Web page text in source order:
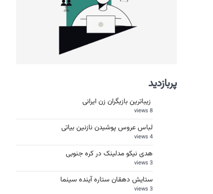
پربازدید
زیباترین بازیگران زن ایرانی
8 views
لباس عروس پوشیدن نازنین بیاتی
4 views
هدی نیکو مدلینک در کره جنوبی
3 views
ستایش دهقان ستاره آینده سینما
3 views